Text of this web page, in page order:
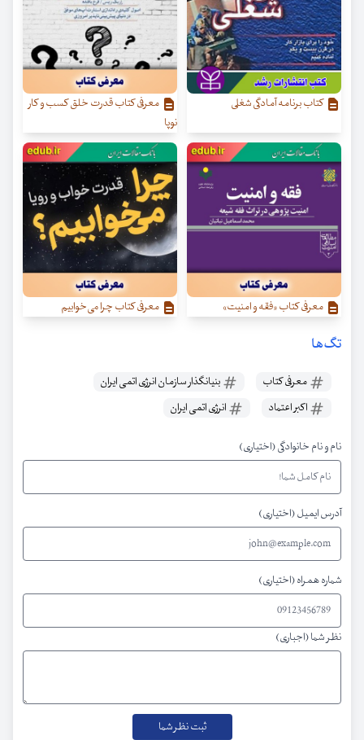
کتاب برنامه آمادگی شغلی
معرفی کتاب قدرت خلق کسب‌ و کار
نوپا
معرفی کتاب «فقه و امنیت» معرفی کتاب چرا می‌خوابیم
تگ‌ها
معرفی کتاب
بنیانگذار سازمان انرژی اتمی ایران
اکبر اعتماد
انرژی اتمی ایران
نام و نام خانوادگی (اختیاری)
آدرس ایمیل (اختیاری)
شماره همراه (اختیاری)
نظر شما (اجباری)